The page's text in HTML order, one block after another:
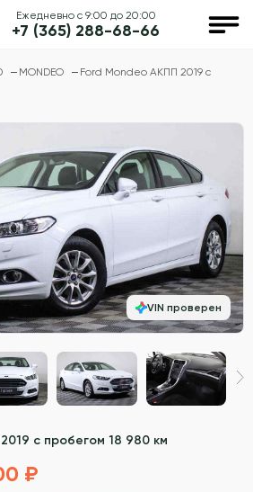
Ежедневно с 9:00 до 20:00
+7 (365) 288-68-66
MONDEO
Ford Mondeo АКПП 2019 с
с пробегом 18 980 км
₽
VIN проверен